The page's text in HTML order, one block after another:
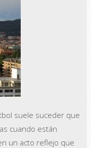
suele suceder que
cuando están
un acto reflejo que